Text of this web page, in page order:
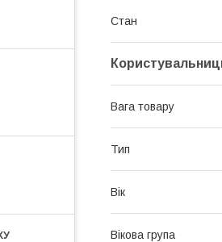
Стан
Вага товару
Тип
Вік
Вікова група